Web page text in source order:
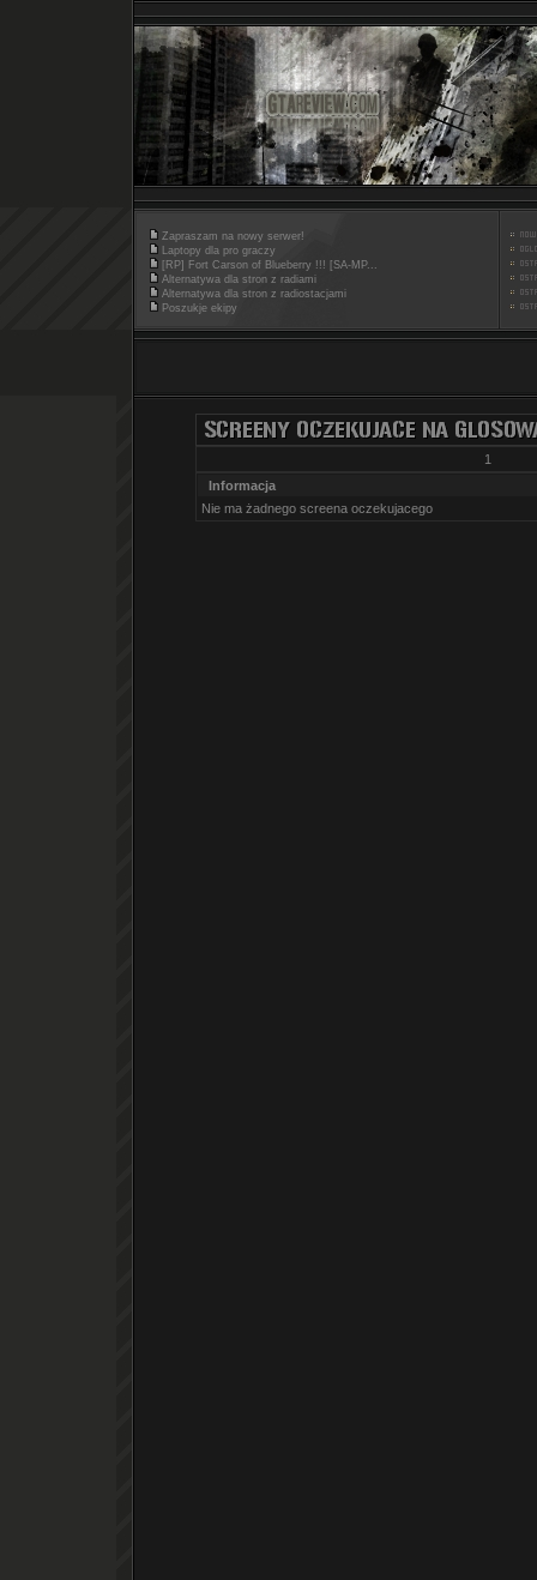
Zapraszam na nowy serwer!
Laptopy dla pro graczy
[RP] Fort Carson of Blueberry !!! [SA-MP...
Alternatywa dla stron z radiami
Alternatywa dla stron z radiostacjami
Poszukje ekipy
1
Informacja
Nie ma żadnego screena oczekujacego